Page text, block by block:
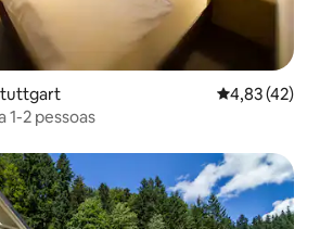
4,83 de uma
4,83 (42)
1-2 pessoas